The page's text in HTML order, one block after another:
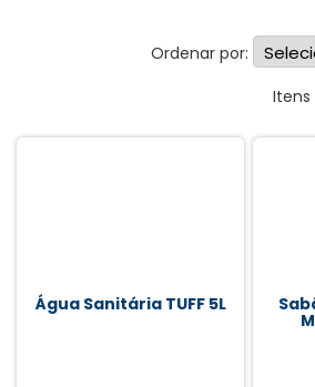
Ofertas Especiais (1)
Sabão Em Barra (3)
Ordenar por:
Itens
Água Sanitária TUFF 5L